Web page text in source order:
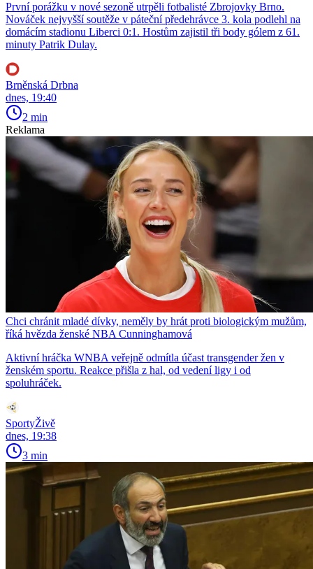
První porážku v nové sezoně utrpěli fotbalisté Zbrojovky Brno.
Nováček nejvyšší soutěže v páteční předehrávce 3. kola podlehl na
domácím stadionu Liberci 0:1. Hostům zajistil tři body gólem z 61.
minuty Patrik Dulay.
Brněnská Drbna
dnes, 19:40
2 min
Reklama
Chci chránit mladé dívky, neměly by hrát proti biologickým mužům,
říká hvězda ženské NBA Cunninghamová
Aktivní hráčka WNBA veřejně odmítla účast transgender žen v
ženském sportu. Reakce přišla z hal, od vedení ligy i od
spoluhráček.
SportyŽivě
dnes, 19:38
3 min